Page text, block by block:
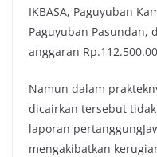
IKBASA, Paguyuban
Paguyuban Pasundan,
anggaran
Namun dalam
dicairkan tersebut
laporan
mengakibatkan